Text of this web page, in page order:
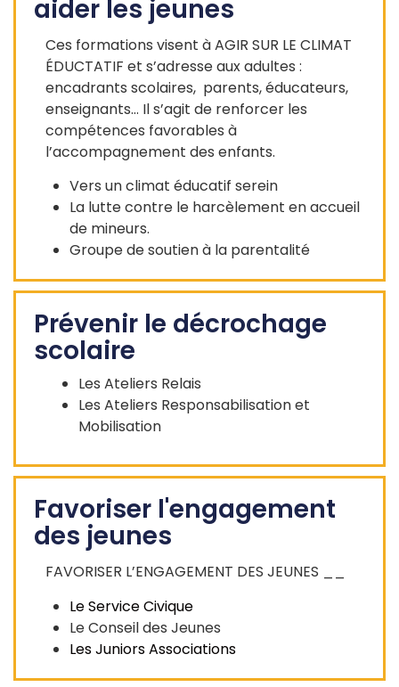
aider les jeunes
Ces formations visent à AGIR SUR LE CLIMAT
ÉDUCTATIF et s’adresse aux adultes :
encadrants scolaires, parents, éducateurs,
enseignants… Il s’agit de renforcer les
compétences favorables à
l’accompagnement des enfants.
Vers un climat éducatif serein
La lutte contre le harcèlement en accueil
de mineurs.
Groupe de soutien à la parentalité
Prévenir le décrochage
scolaire
Les Ateliers Relais
Les Ateliers Responsabilisation et
Mobilisation
Favoriser l'engagement
des jeunes
FAVORISER L’ENGAGEMENT DES JEUNES __
Le Service Civique
Le Conseil des Jeunes
Les Juniors Associations